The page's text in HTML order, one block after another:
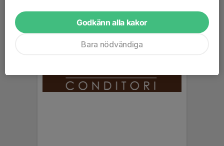
Godkänn alla kakor
Bara nödvändiga